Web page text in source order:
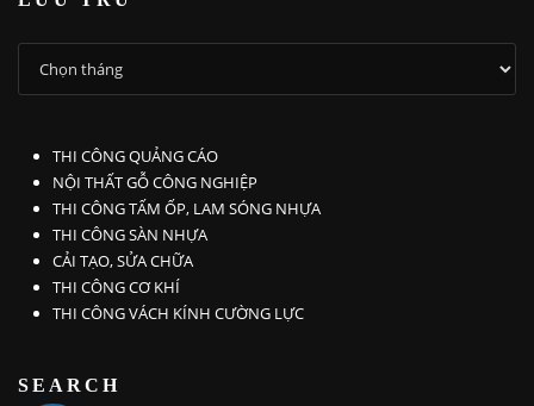
TRỮ
THI CÔNG QUẢNG CÁO
NỘI THẤT GỖ CÔNG NGHIỆP
THI CÔNG TẤM ỐP, LAM SÓNG NHỰA
THI CÔNG SÀN NHỰA
CẢI TẠO, SỬA CHỮA
THI CÔNG CƠ KHÍ
THI CÔNG VÁCH KÍNH CƯỜNG LỰC
SEARCH